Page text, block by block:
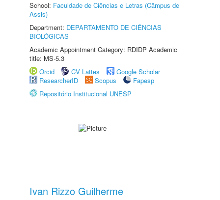
School: Faculdade de Ciências e Letras (Câmpus de
Assis)
Department: DEPARTAMENTO DE CIÊNCIAS
BIOLÓGICAS
Academic Appointment Category: RDIDP Academic
title: MS-5.3
Orcid
CV Lattes
Google Scholar
ResearcherID
Scopus
Fapesp
Repositório Institucional UNESP
Ivan Rizzo Guilherme